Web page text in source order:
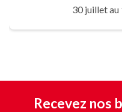
30 juillet au
Recevez nos